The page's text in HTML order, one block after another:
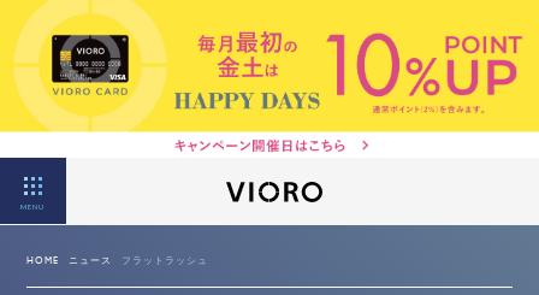
MENU
HOME ニュース フラットラッシュ